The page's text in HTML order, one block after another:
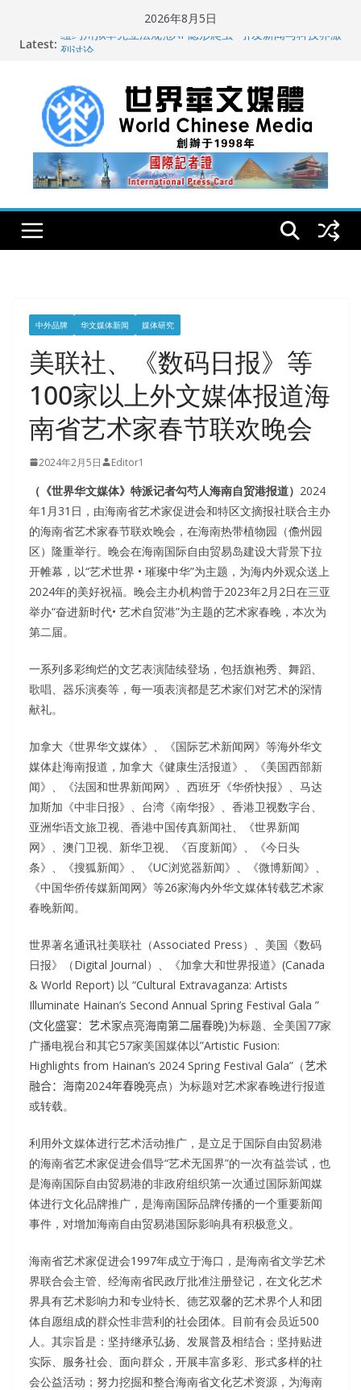
2026年8月5日
Latest: 纽约州拟率先立法规范AI“隐形爬虫” 引发新闻与科技界激
香文化艺术展
世界华文大众传播媒体协会公开声明
从一杯沉香叶茶到一缕海南天香：加拿大茶艺师邓岚月
海南沉香文化考察纪行
全球新闻业正面临“代际脱钩”
中外品牌 华文媒体新闻 媒体研究
美联社、《数码日报》等
100家以上外文媒体报道海
南省艺术家春节联欢晚会
2024年2月5日 Editor1
（《世界华文媒体》特派记者勾芍人海南自贸港报道） 2024
年1月31日，由海南省艺术家促进会和特区文摘报社联合主办
的海南省艺术家春节联欢晚会，在海南热带植物园（儋州园
区）隆重举行。晚会在海南国际自由贸易岛建设大背景下拉
开帷幕，以“艺术世界 • 璀璨中华”为主题，为海内外观众送上
2024年的美好祝福。晚会主办机构曾于2023年2月2日在三亚
举办“奋进新时代• 艺术自贸港”为主题的艺术家春晚，本次为
第二届。
一系列多彩绚烂的文艺表演陆续登场，包括旗袍秀、舞蹈、
歌唱、器乐演奏等，每一项表演都是艺术家们对艺术的深情
献礼。
加拿大《世界华文媒体》、《国际艺术新闻网》等海外华文
媒体赴海南报道，加拿大《健康生活报道》、《美国西部新
闻》、《法国和世界新闻网》、西班牙《华侨快报》、马达
加斯加《中非日报》、台湾《南华报》、香港卫视数字台、
亚洲华语文旅卫视、香港中国传真新闻社、《世界新闻
网》、澳门卫视、新华卫视、《百度新闻》、《今日头
条》、《搜狐新闻》、《UC浏览器新闻》、《微博新闻》、
《中国华侨传媒新闻网》等26家海内外华文媒体转载艺术家
春晚新闻。
世界著名通讯社美联社（Associated Press）、美国《数码
日报》（Digital Journal）、《加拿大和世界报道》(Canada
& World Report) 以 “Cultural Extravaganza: Artists
Illuminate Hainan’s Second Annual Spring Festival Gala ”
(文化盛宴：艺术家点亮海南第二届春晚)为标题、全美国77家
广播电视台和其它57家美国媒体以”Artistic Fusion:
Highlights from Hainan’s 2024 Spring Festival Gala”（艺术
融合：海南2024年春晚亮点）为标题对艺术家春晚进行报道
或转载。
利用外文媒体进行艺术活动推广，是立足于国际自由贸易港
的海南省艺术家促进会倡导“艺术无国界”的一次有益尝试，也
是海南国际自由贸易港的非政府组织第一次通过国际新闻媒
体进行文化品牌推广，是海南国际品牌传播的一个重要新闻
事件，对增加海南自由贸易港国际影响具有积极意义。
海南省艺术家促进会1997年成立于海口，是海南省文学艺术
界联合会主管、经海南省民政厅批准注册登记，在文化艺术
界具有艺术影响力和专业特长、德艺双馨的艺术界个人和团
体自愿组成的群众性非营利的社会团体。目前有会员近500
人。其宗旨是：坚持继承弘扬、发展普及相结合；坚持贴进
实际、服务社会、面向群众，开展丰富多彩、形式多样的社
会公益活动；努力挖掘和整合海南省文化艺术资源，为海南